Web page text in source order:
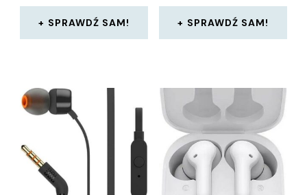
SPRAWDŹ SAM! SPRAWDŹ SAM!